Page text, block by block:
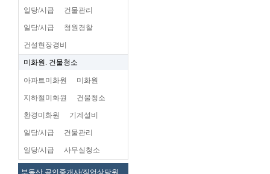
일당/시급 건물관리
일당/시급 청원경찰
건설현장경비
미화원. 건물청소
아파트미화원 미화원
지하철미화원 건물청소
환경미화원 기계설비
일당/시급 건물관리
일당/시급 사무실청소
부동산 공인중개사/직업상담원